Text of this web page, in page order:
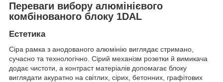
Переваги вибору алюмінієвого
комбінованого блоку 1DAL
Естетика
Сіра рамка з анодованого алюмінію виглядає стримано,
сучасно та технологічно. Сірий механізм розетки й вимикача
додає чистоти, а контраст матеріалів допомагає блоку
виглядати акуратно на світлих, сірих, бетонних, графітових